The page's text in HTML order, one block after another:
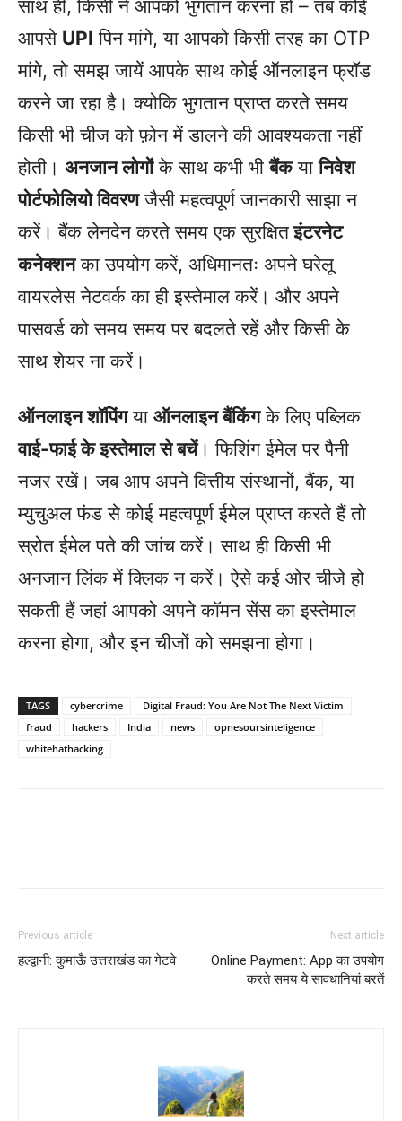
साथ ही, किसी ने आपको भुगतान करना हो – तब कोई
आपसे UPI पिन मांगे, या आपको किसी तरह का OTP
मांगे, तो समझ जायें आपके साथ कोई ऑनलाइन फ्रॉड
करने जा रहा है। क्योकि भुगतान प्राप्त करते समय
किसी भी चीज को फ़ोन में डालने की आवश्यकता नहीं
होती। अनजान लोगोंके साथ कभी भीबैंकयानिवेश
पोर्टफोलियो विवरणजैसी महत्वपूर्ण जानकारी साझा न
करें। बैंक लेनदेन करते समय एक सुरक्षितइंटरनेट
कनेक्शनका उपयोग करें, अधिमानतः अपने घरेलू
वायरलेस नेटवर्क का ही इस्तेमाल करें। और अपने
पासवर्ड को समय समय पर बदलते रहें और किसी के
साथ शेयर ना करें।
ऑनलाइन शॉपिंगया ऑनलाइन बैंकिंगके लिए पब्लिक
वाई-फाई के इस्तेमाल से बचें। फिशिंग ईमेल पर पैनी
नजर रखें। जब आप अपने वित्तीय संस्थानों, बैंक, या
म्युचुअल फंड से कोई महत्वपूर्ण ईमेल प्राप्त करते हैं तो
स्रोत ईमेल पते की जांच करें। साथ ही किसी भी
अनजान लिंक में क्लिक न करें। ऐसे कई ओर चीजे हो
सकती हैं जहां आपको अपने कॉमन सेंस का इस्तेमाल
करना होगा, और इन चीजों को समझना होगा।
TAGS cybercrime
Digital Fraud: You Are Not The Next Victim
fraud
hackers India news
opnesoursinteligence
whitehathacking
Previous article
हल्द्वानी: कुमाऊँ उत्तराखंड का गेटवे
Next article
Online Payment: App का उपयोग
करते समय ये सावधानियां बरतें